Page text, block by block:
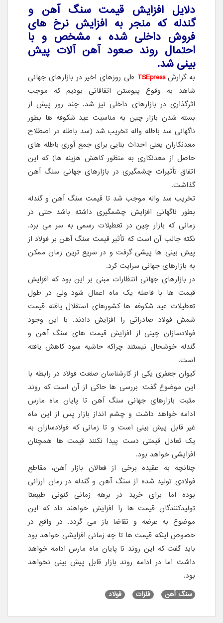
دلایل افزایش قیمت سنگ آهن و
گندله که منجر به افزایش نرخ های
فروش داخلی شده ، مشخص و با
احتمال روند صعود آهن آلات پیش
بینی شد.
به گزارشTSEpress طی روزهای اخیر در بازارهای جهانی
شاهد به وقوع پیوستن اتفاقاتی بودیم که موجب
اثرگذاری در بازارهای داخلی نیز شد. چند روز پیش از
بسته شدن بازار چین به مناسبت عید شکوفه ها بطور
ناگهانی سد باطله واله تخریب شد (سد باطله در اصطلاح
معدنکاران یعنی احداث بنایی برای جمع آوری باطله های
حاصل از معدنکاری به منظور کاهش هزینه ها) که این
اتفاق تأثیرات چشمگیری در بازارهای جهانی سنگ آهن
گذاشت.
تخریب سد واله موجب شد تا قیمت سنگ آهن و گندله
بطور ناگهانی افزایش چشمگیری داشته باشد حتی در
زمانی که بازار چین در تعطیلات رسمی به سر می برد.
نکته جالب آن است که تأثیر قیمت سنگ آهن بر فولاد از
پیش بینی ها پیشی گرفت و در سریع ترین زمان ممکن
به بازارهای جهانی سرایت کرد.
در بازارهای جهانی انتظارات مبنی بر این بود که افزایش
قیمت ها با فاصله یک ماه اعمال شود ولی در طول
تعطیلات عید شکوفه ها کشورهای استقلال یافته قیمت
شمش فولاد صادراتی را افزایش دادند. با این وجود
فولادسازان چینی از افزایش قیمت های سنگ آهن و
گندله خوشحال نیستند چراکه حاشیه سود کاهش یافته
است.
کیوان جعفری یکی از کارشناسان صنعت فولاد در رابطه با
این موضوع گفت: بررسی ها حاکی از آن است که روند
مثبت بازارهای جهانی سنگ آهن تا پایان ماه مارس
ادامه خواهد داشت و چشم انداز بازار پس از این ماه
غیر قابل پیش بینی است و تا زمانی که فولادسازان به
یک تعادل قیمتی دست پیدا نکنند قیمت ها همچنان
افزایشی خواهد بود.
چنانچه به عقیده برخی از فعالان بازار آهن، مقاطع
فولادی تولید شده از سنگ آهن و گندله در زمان ارزانی
بوده اما برای خرید در برهه زمانی کنونی طبیعتا
تولیدکنندگان قیمت ها را افزایش خواهند داد که این
موضوع به عرضه و تقاضا باز می گردد. در واقع در
خصوص اینکه قیمت ها تا چه زمانی افزایشی خواهد بود
باید گفت که این روند تا پایان ماه مارس ادامه خواهد
داشت اما در ادامه روند بازار قابل پیش بینی نخواهد
بود.
سنگ آهن فلزات فولاد